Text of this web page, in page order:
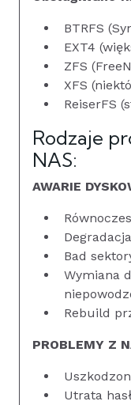
BTRFS
EXT4
ZFS
XFS
ReiserFS
Rodzaje
NAS:
AWARIE
Bad
Wymiana
Rebuild
PROBLEMY Z
Utrata